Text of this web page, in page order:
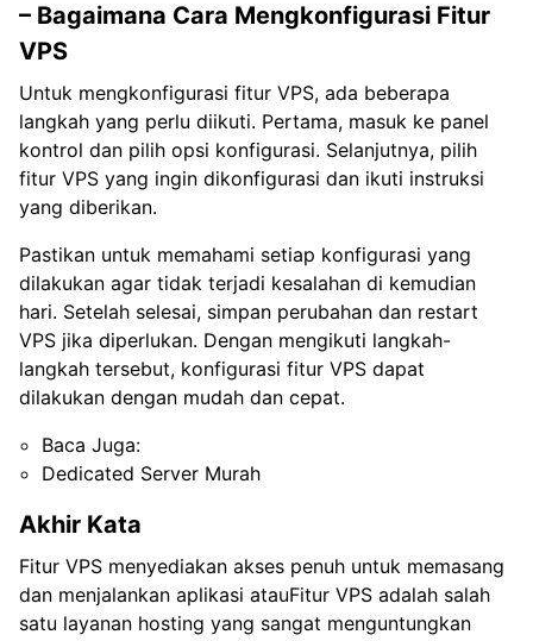
– Bagaimana Cara Mengkonfigurasi Fitur
VPS
Untuk mengkonfigurasi fitur VPS, ada beberapa
langkah yang perlu diikuti. Pertama, masuk ke panel
kontrol dan pilih opsi konfigurasi. Selanjutnya, pilih
fitur VPS yang ingin dikonfigurasi dan ikuti instruksi
yang diberikan.
Pastikan untuk memahami setiap konfigurasi yang
dilakukan agar tidak terjadi kesalahan di kemudian
hari. Setelah selesai, simpan perubahan dan restart
VPS jika diperlukan. Dengan mengikuti langkah-
langkah tersebut, konfigurasi fitur VPS dapat
dilakukan dengan mudah dan cepat.
Baca Juga:
Dedicated Server Murah
Akhir Kata
Fitur VPS menyediakan akses penuh untuk memasang
dan menjalankan aplikasi atauFitur VPS adalah salah
satu layanan hosting yang sangat menguntungkan